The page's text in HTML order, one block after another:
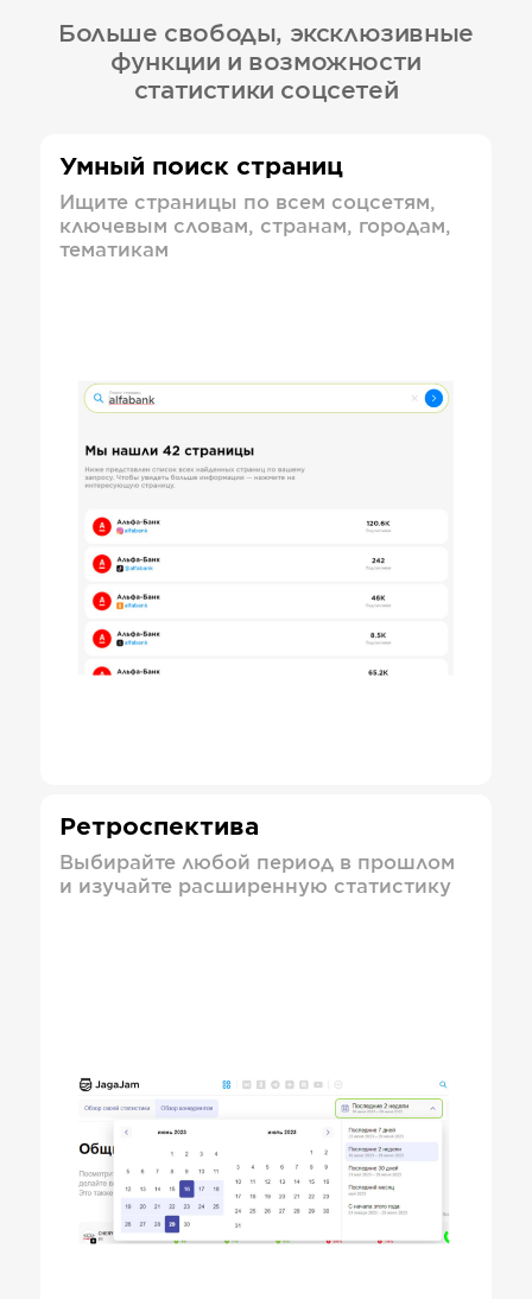
Больше свободы, эксклюзивные
функции и возможности
статистики соцсетей
Умный поиск страниц
Ищите страницы по всем соцсетям,
ключевым словам, странам, городам,
тематикам
Ретроспектива
Выбирайте любой период в прошлом
и изучайте расширенную статистику